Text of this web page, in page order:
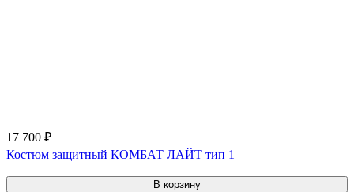
17 700 ₽
Костюм защитный КОМБАТ ЛАЙТ тип 1
В корзину